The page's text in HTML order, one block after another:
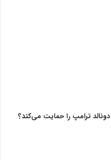
ترامپ را حمایت می‌کند؟